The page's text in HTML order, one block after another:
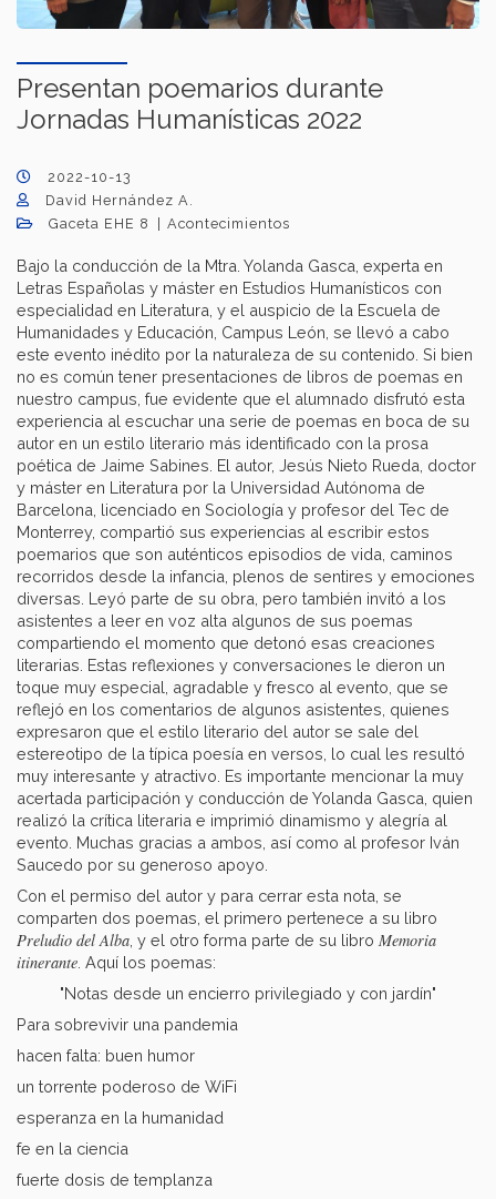
Presentan poemarios durante
Jornadas Humanísticas 2022
2022-10-13
David Hernández A.
Gaceta EHE 8
Acontecimientos
Bajo la conducción de la Mtra. Yolanda Gasca, experta en
Letras Españolas y máster en Estudios Humanísticos con
especialidad en Literatura, y el auspicio de la Escuela de
Humanidades y Educación, Campus León, se llevó a cabo
este evento inédito por la naturaleza de su contenido. Si bien
no es común tener presentaciones de libros de poemas en
nuestro campus, fue evidente que el alumnado disfrutó esta
experiencia al escuchar una serie de poemas en boca de su
autor en un estilo literario más identificado con la prosa
poética de Jaime Sabines. El autor, Jesús Nieto Rueda, doctor
y máster en Literatura por la Universidad Autónoma de
Barcelona, licenciado en Sociología y profesor del Tec de
Monterrey, compartió sus experiencias al escribir estos
poemarios que son auténticos episodios de vida, caminos
recorridos desde la infancia, plenos de sentires y emociones
diversas. Leyó parte de su obra, pero también invitó a los
asistentes a leer en voz alta algunos de sus poemas
compartiendo el momento que detonó esas creaciones
literarias. Estas reflexiones y conversaciones le dieron un
toque muy especial, agradable y fresco al evento, que se
reflejó en los comentarios de algunos asistentes, quienes
expresaron que el estilo literario del autor se sale del
estereotipo de la típica poesía en versos, lo cual les resultó
muy interesante y atractivo. Es importante mencionar la muy
acertada participación y conducción de Yolanda Gasca, quien
realizó la crítica literaria e imprimió dinamismo y alegría al
evento. Muchas gracias a ambos, así como al profesor Iván
Saucedo por su generoso apoyo.
Con el permiso del autor y para cerrar esta nota, se
comparten dos poemas, el primero pertenece a su libro
Preludio del Alba , y el otro forma parte de su libro Memoria
itinerante . Aquí los poemas:
"Notas desde un encierro privilegiado y con jardín"
Para sobrevivir una pandemia
hacen falta: buen humor
un torrente poderoso de WiFi
esperanza en la humanidad
fe en la ciencia
fuerte dosis de templanza